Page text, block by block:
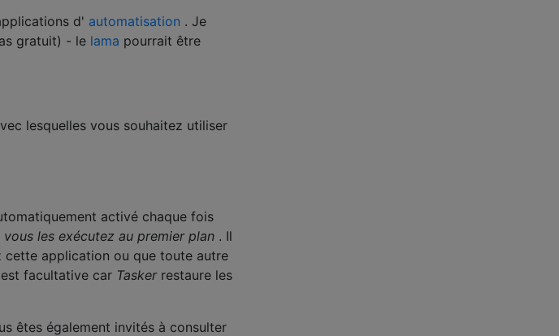
d' automatisation . Je
gratuit) - le lama pourrait être
lesquelles vous souhaitez utiliser
activé chaque fois
vous les exécutez au premier plan . Il
application ou que toute autre
facultative car Tasker restaure les
êtes également invités à consulter